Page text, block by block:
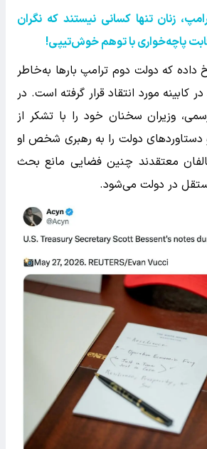
زنان تنها کسانی نیستند که نگران
پاچه‌خواری با توهم خوش‌تیپی!
داده که دولت دوم ترامپ بارها به‌خاطر
کابینه مورد انتقاد قرار گرفته است. در
وزیران سخنان خود را با تشکر از
دستاوردهای دولت را به رهبری شخص او
معتقدند چنین فضایی مانع بحث
در دولت می‌شود.